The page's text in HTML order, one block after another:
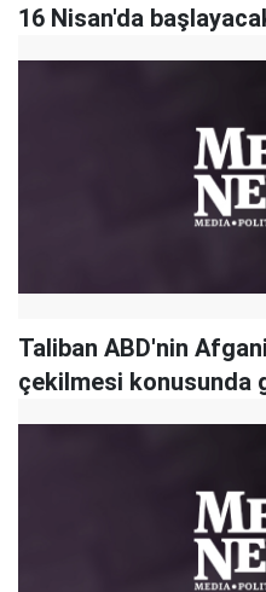
16 Nisan'da
Taliban ABD'nin
çekilmesi konusunda